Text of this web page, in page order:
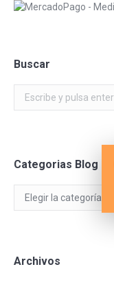
Buscar
Categorias Blog
Blog
Archivos